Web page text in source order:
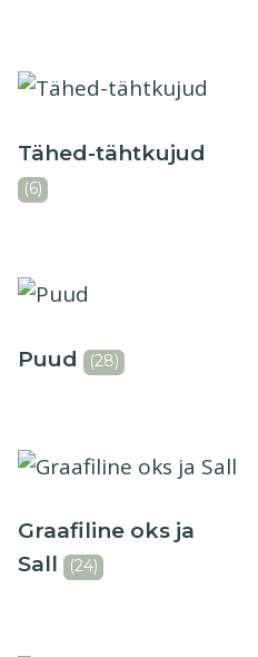
Tähed-tähtkujud
(6)
Puud (28)
Graafiline oks ja
Sall
(24)